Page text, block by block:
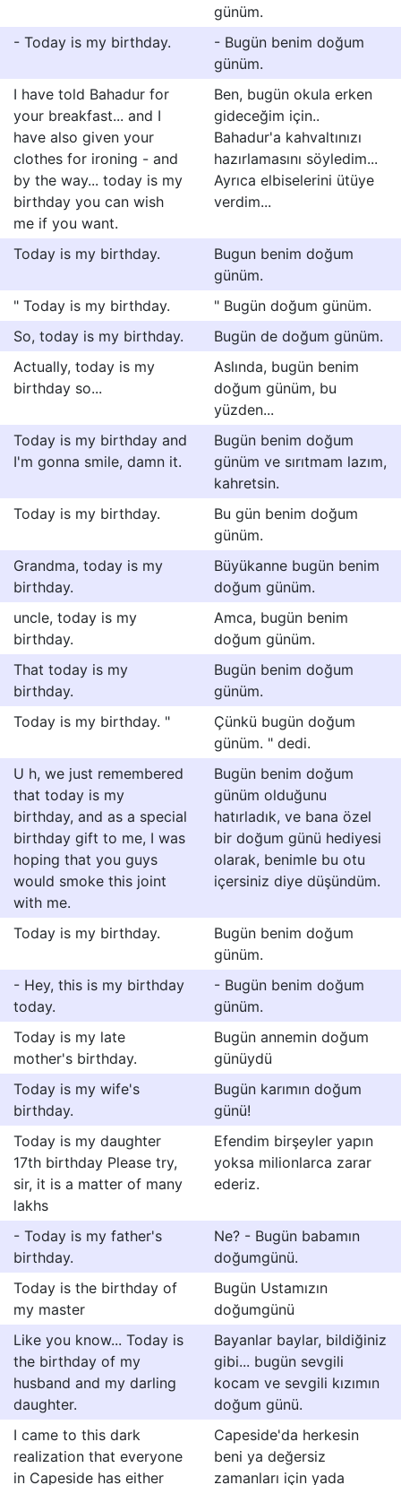
günüm.
- Today is my birthday.
- Bugün benim doğum
günüm.
I have told Bahadur for
your breakfast... and I
have also given your
clothes for ironing - and
by the way... today is my
birthday you can wish
me if you want.
Ben, bugün okula erken
gideceğim için..
Bahadur'a kahvaltınızı
hazırlamasını söyledim...
Ayrıca elbiselerini ütüye
verdim...
Today is my birthday.
Bugun benim doğum
günüm.
" Today is my birthday.
" Bugün doğum günüm.
So, today is my birthday.
Bugün de doğum günüm.
Actually, today is my
birthday so...
Aslında, bugün benim
doğum günüm, bu
yüzden...
Today is my birthday and
I'm gonna smile, damn it.
Bugün benim doğum
günüm ve sırıtmam lazım,
kahretsin.
Today is my birthday.
Bu gün benim doğum
günüm.
Grandma, today is my
birthday.
Büyükanne bugün benim
doğum günüm.
uncle, today is my
birthday.
Amca, bugün benim
doğum günüm.
That today is my
birthday.
Bugün benim doğum
günüm.
Today is my birthday. "
Çünkü bugün doğum
günüm. " dedi.
U h, we just remembered
that today is my
birthday, and as a special
birthday gift to me, I was
hoping that you guys
would smoke this joint
with me.
Bugün benim doğum
günüm olduğunu
hatırladık, ve bana özel
bir doğum günü hediyesi
olarak, benimle bu otu
içersiniz diye düşündüm.
Today is my birthday.
Bugün benim doğum
günüm.
- Hey, this is my birthday
today.
- Bugün benim doğum
günüm.
Today is my late
mother's birthday.
Bugün annemin doğum
günüydü
Today is my wife's
birthday.
Bugün karımın doğum
günü!
Today is my daughter
17th birthday Please try,
sir, it is a matter of many
lakhs
Efendim birşeyler yapın
yoksa milionlarca zarar
ederiz.
- Today is my father's
birthday.
Ne? - Bugün babamın
doğumgünü.
Today is the birthday of
my master
Bugün Ustamızın
doğumgünü
Like you know... Today is
the birthday of my
husband and my darling
daughter.
Bayanlar baylar, bildiğiniz
gibi... bugün sevgili
kocam ve sevgili kızımın
doğum günü.
I came to this dark
realization that everyone
in Capeside has either
Capeside'da herkesin
beni ya değersiz
zamanları için yada